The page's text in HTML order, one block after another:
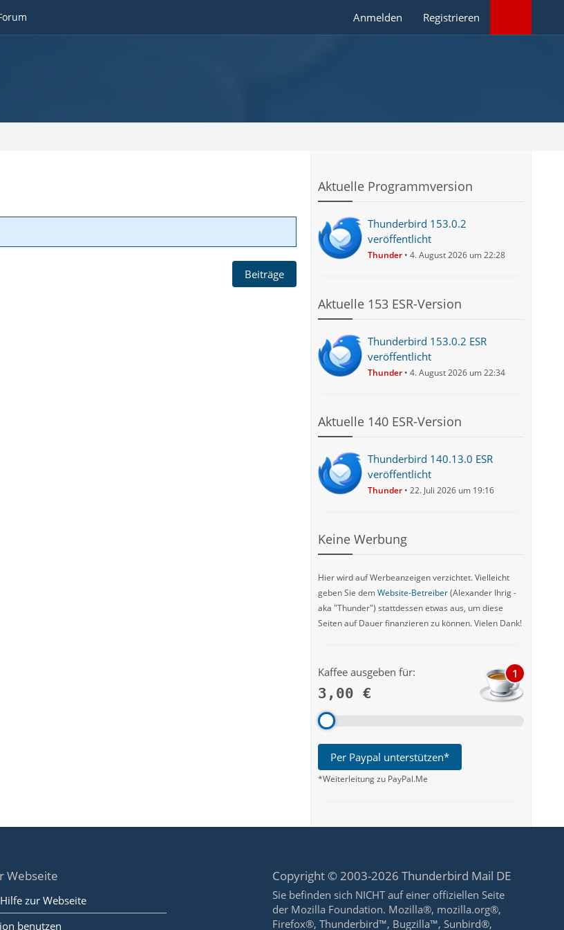
Anmelden Registrieren
Beiträge
Aktuelle Programmversion
Thunderbird 153.0.2
veröffentlicht
Thunder 4. August 2026 um 22:28
Aktuelle 153 ESR-Version
Thunderbird 153.0.2 ESR
veröffentlicht
Thunder 4. August 2026 um 22:34
Aktuelle 140 ESR-Version
Thunderbird 140.13.0 ESR
veröffentlicht
Thunder 22. Juli 2026 um 19:16
Keine Werbung
Hier wird auf Werbeanzeigen verzichtet. Vielleicht
geben Sie demWebsite-Betreiber(Alexander Ihrig -
aka "Thunder") stattdessen etwas aus, um diese
Seiten auf Dauer finanzieren zu können. Vielen Dank!
Kaffee ausgeben für:
3,00 €
1
Per Paypal unterstützen*
*Weiterleitung zu PayPal.Me
Webseite
zur Webseite
benutzen
Copyright © 2003-2026 Thunderbird Mail DE
Sie befinden sich NICHT auf einer offiziellen Seite
der Mozilla Foundation. Mozilla®, mozilla.org®,
Firefox®, Thunderbird™, Bugzilla™, Sunbird®,